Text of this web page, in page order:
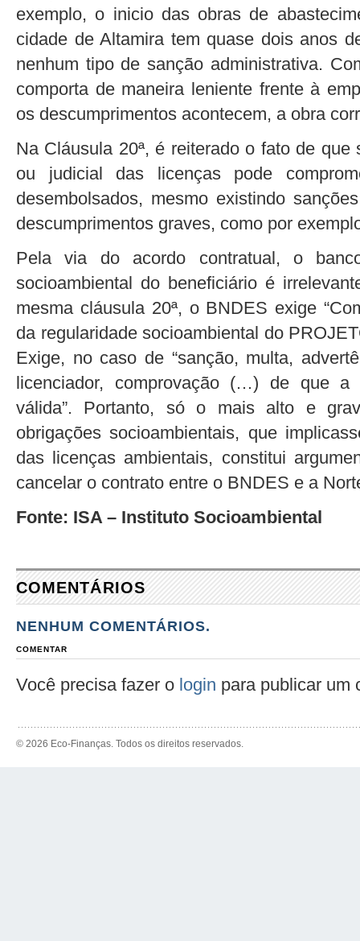
exemplo, o inicio das obras de
cidade de Altamira tem quase dois anos
nenhum tipo de sanção administrativa.
comporta de maneira leniente frente à
os descumprimentos acontecem, a obra
Na Cláusula 20ª, é reiterado o fato de
ou judicial das licenças pode
desembolsados, mesmo existindo
descumprimentos graves, como por
Pela via do acordo contratual, o
socioambiental do beneficiário é
mesma cláusula 20ª, o BNDES exige
da regularidade socioambiental do
Exige, no caso de “sanção, multa,
licenciador, comprovação (…) de que a
válida”. Portanto, só o mais alto e
obrigações socioambientais, que
das licenças ambientais, constitui
cancelar o contrato entre o BNDES e a
Fonte: ISA – Instituto Socioambiental
COMENTÁRIOS
NENHUM COMENTÁRIOS.
COMENTAR
Você precisa fazer o login para publicar um
© 2026 Eco-Finanças. Todos os direitos reservados.